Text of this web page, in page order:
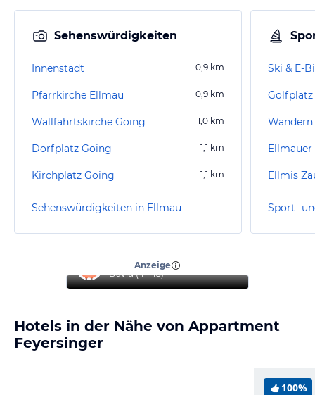
Sehenswürdigkeiten
Innenstadt 0,9 km
Pfarrkirche Ellmau 0,9 km
Wallfahrtskirche Going 1,0 km
Dorfplatz Going 1,1 km
Kirchplatz Going 1,1 km
Sehenswürdigkeiten in Ellmau
Ski & E-
Ellmauer
Ellmis
Sport-
Anzeige
David (41-45)
Hotels in der Nähe von Appartment
Feyersinger
100%